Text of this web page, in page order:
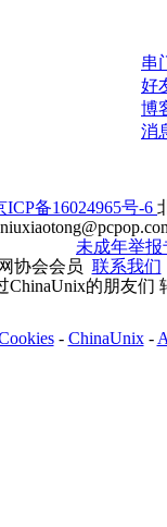
串
好
博
消
ICP备16024965号-6
未成年举报
协会会员 联系我们
ChinaUnix的朋友们
- ChinaUnix-